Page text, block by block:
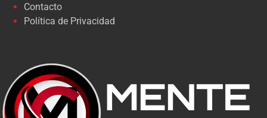
Contacto
Política de Privacidad